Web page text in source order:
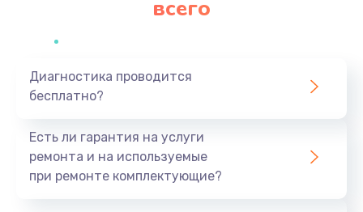
Профилактическая чистка
Заказать
всего
Диагностика проводится
бесплатно?
Есть ли гарантия на услуги
ремонта и на используемые
при ремонте комплектующие?